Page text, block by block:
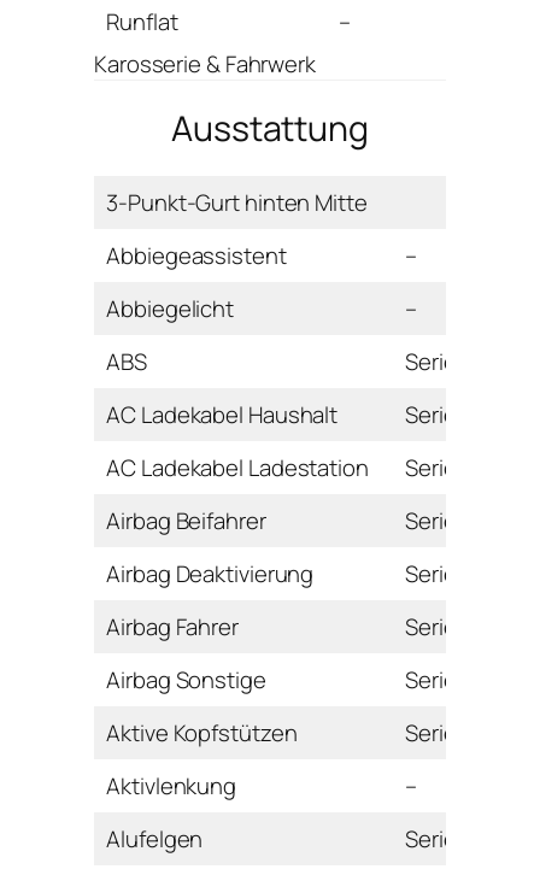
Runflat
–
Karosserie & Fahrwerk
Ausstattung
3-Punkt-Gurt hinten Mitte
Abbiegeassistent
–
Abbiegelicht
–
ABS
Serie
AC Ladekabel Haushalt
Serie
AC Ladekabel Ladestation
Serie
Airbag Beifahrer
Serie
Airbag Deaktivierung
Serie
Airbag Fahrer
Serie
Airbag Sonstige
Serie
Aktive Kopfstützen
Serie
Aktivlenkung
–
Alufelgen
Serie